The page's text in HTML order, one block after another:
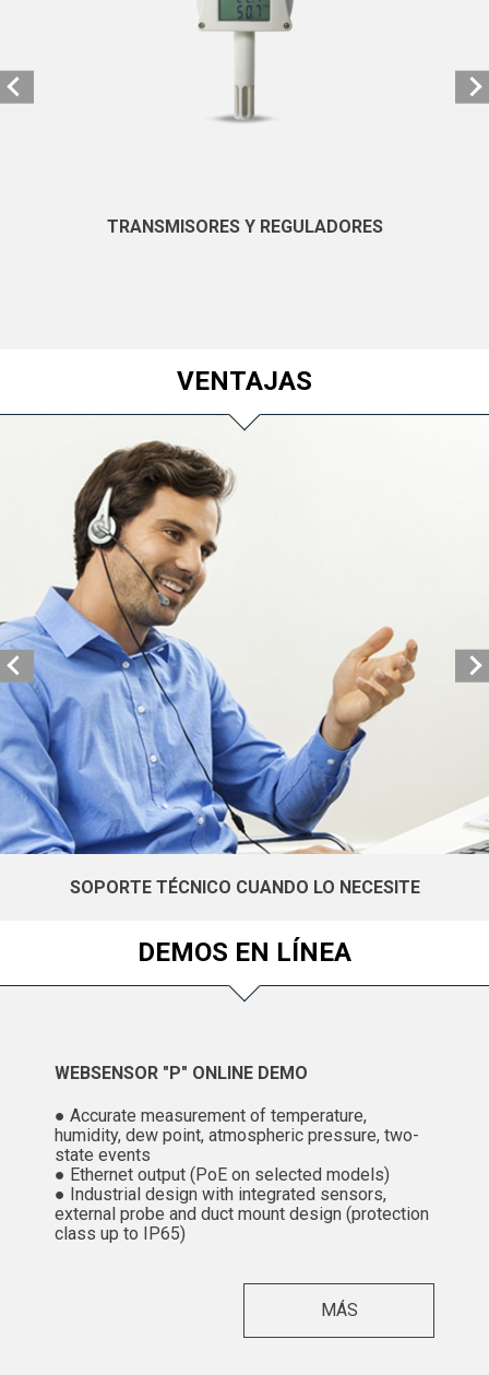
TRANSMISORES Y REGULADORES
VENTAJAS
SOPORTE TÉCNICO CUANDO LO NECESITE
DEMOS EN LÍNEA
WEBSENSOR "P" ONLINE DEMO
● Accurate measurement of temperature,
humidity, dew point, atmospheric pressure, two-
state events
● Ethernet output (PoE on selected models)
● Industrial design with integrated sensors,
external probe and duct mount design (protection
class up to IP65)
MÁS